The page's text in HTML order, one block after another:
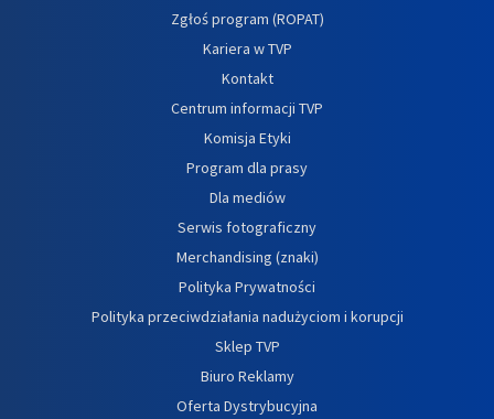
Zgłoś program (ROPAT)
Kariera w TVP
Kontakt
Centrum informacji TVP
Komisja Etyki
Program dla prasy
Dla mediów
Serwis fotograficzny
Merchandising (znaki)
Polityka Prywatności
Polityka przeciwdziałania nadużyciom i korupcji
Sklep TVP
Biuro Reklamy
Oferta Dystrybucyjna